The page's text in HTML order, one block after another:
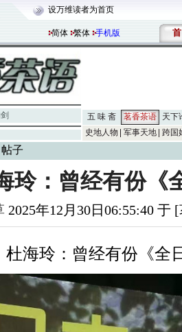
设万维读者为首页
简体 繁体 手机版 首
五 味 斋 茗香茶语
天下
史地人物
军事天地 跨国
子
玲：曾经有份《
2025年12月30日06:55:40 于
杜海玲：曾经有份《全